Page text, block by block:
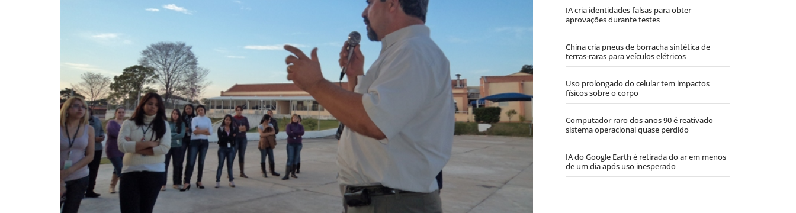
IA cria identidades falsas para obter
aprovações durante testes
China cria pneus de borracha sintética de
terras-raras para veículos elétricos
Uso prolongado do celular tem impactos
físicos sobre o corpo
Computador raro dos anos 90 é reativado
sistema operacional quase perdido
IA do Google Earth é retirada do ar em menos
de um dia após uso inesperado